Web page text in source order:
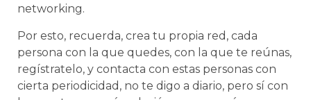
networking.
Por esto, recuerda, crea tu propia red, cada
persona con la que quedes, con la que te reúnas,
regístratelo, y contacta con estas personas con
cierta periodicidad, no te digo a diario, pero sí con